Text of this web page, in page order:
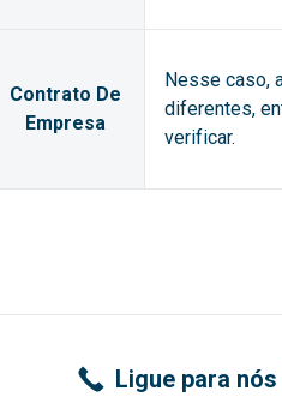
Contrato De
Empresa
Nesse caso,
diferentes,
verificar.
Ligue para nós